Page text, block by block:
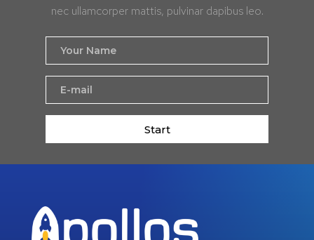
nec ullamcorper mattis, pulvinar dapibus leo.
Start